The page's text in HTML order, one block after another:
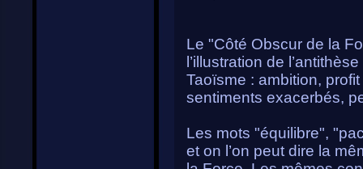
Le "Côté Obscur de la
l’illustration de
Taoïsme : ambition,
sentiments exacerbés,
Les mots "équilibre",
et on l’on peut dire la